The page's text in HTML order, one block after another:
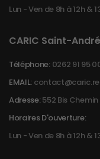
Lun - Ven de 8h à 12h &
CARIC Saint-André
Téléphone: 0262 91 95
EMAIL: contact@caric.re
Adresse:552 Bis
Horaires D'ouverture:
Lun - Ven de 8h à 12h &